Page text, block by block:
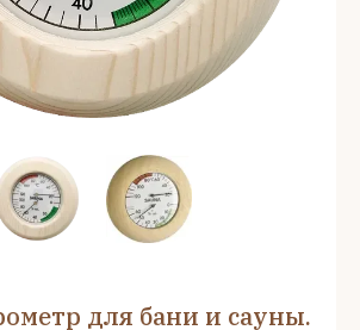
для бани и сауны.